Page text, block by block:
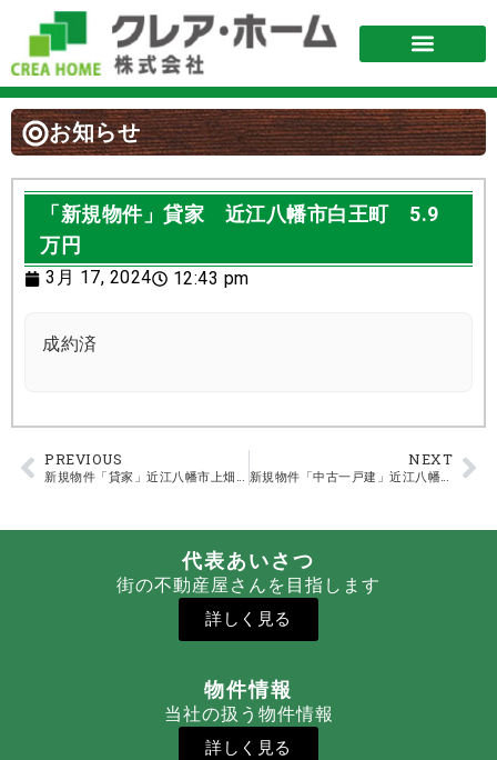
お知らせ
「新規物件」貸家 近江八幡市白王町 5.9
万円
3月 17, 2024 12:43 pm
成約済
PREVIOUS
新規物件「貸家」近江八幡市上畑町 7.2万円
NEXT
新規物件「中古一戸建」近江八幡市上畑町 880万円
代表あいさつ
街の不動産屋さんを目指します
詳しく見る
物件情報
当社の扱う物件情報
詳しく見る